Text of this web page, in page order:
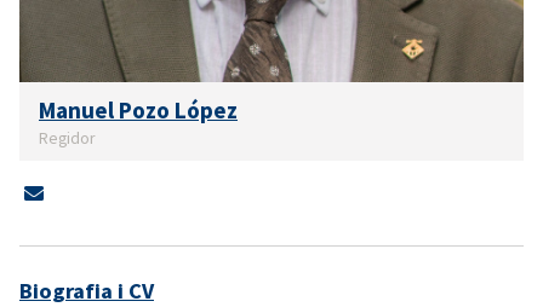
Manuel Pozo López
Regidor
Biografia i CV